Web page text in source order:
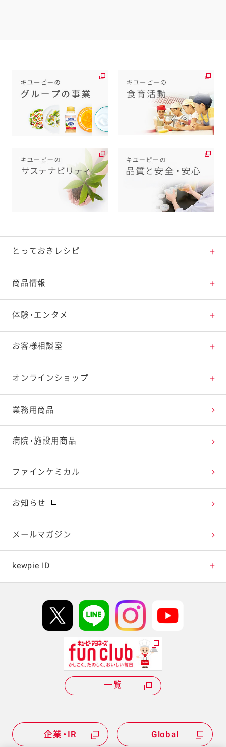
企業・IR Global
とっておきレシピ
とっておきレシピトップ
素材の知識
料理の基本
特集レシピ
レシピランキング
レシピ動画
今日のレシピギャラリー
商品情報
商品情報トップ
新商品・リニューアル品一覧
販売終了商品一覧
体験・エンタメ
体験・エンタメトップ
マヨテラス（見学施設）
オープンキッチン（工場見学）
深谷テラス ヤサイな仲間たちファーム
おたのしみコンテンツ
広告ギャラリー
テレビ・ラジオ
キャンペーン・イベント
お客様相談室
お客様相談室トップ
よくお寄せいただくご質問
お客様の声を活かしました
オンラインショップ
Qummy
キユーピーウエルネス
業務用商品
病院・施設用商品
ファインケミカル
お知らせ
メールマガジン
kewpie ID
Hi! kewpieについて
Qummyについて
一覧